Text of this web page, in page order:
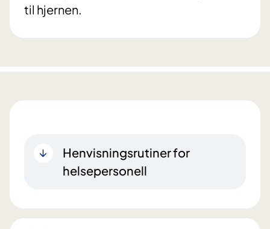
til hjernen.
Henvisningsrutiner for
helsepersonell